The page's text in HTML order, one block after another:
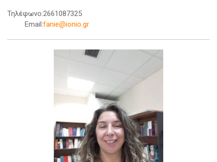
Τηλέφωνο:2661087325
Email:fanie@ionio.gr